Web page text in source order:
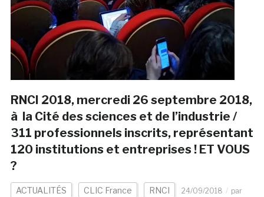
RNCI 2018, mercredi 26 septembre 2018,
à la Cité des sciences et de l’industrie /
311 professionnels inscrits, représentant
120 institutions et entreprises ! ET VOUS
?
ACTUALITÉS CLIC France RNCI 24/09/2018
par